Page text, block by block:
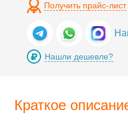
Получить прайс-лист
Нашли дешевле?
Краткое